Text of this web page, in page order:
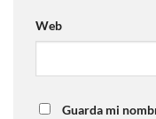
Web
Guarda mi